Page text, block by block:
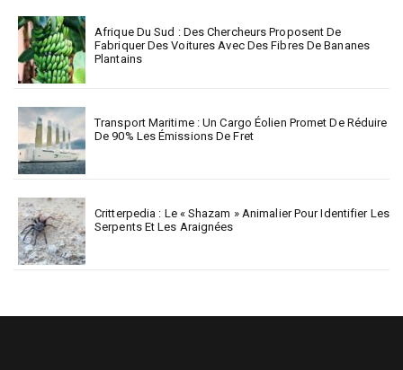
Afrique Du Sud : Des Chercheurs Proposent De
Fabriquer Des Voitures Avec Des Fibres De Bananes
Plantains
Transport Maritime : Un Cargo Éolien Promet De Réduire
De 90% Les Émissions De Fret
Critterpedia : Le « Shazam » Animalier Pour Identifier Les
Serpents Et Les Araignées